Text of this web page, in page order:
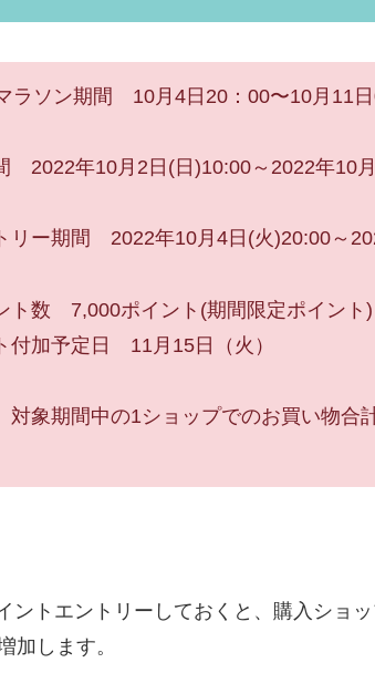
ラソン期間 10月4日20：00〜10月11
2022年10月2日(日)10:00～2022年10
リー期間 2022年10月4日(火)20:00～
ト数 7,000ポイント(期間限定ポイン
加予定日 11月15日（火）
象期間中の1ショップでのお買い物合
ントエントリーしておくと、購入ショ
加します。